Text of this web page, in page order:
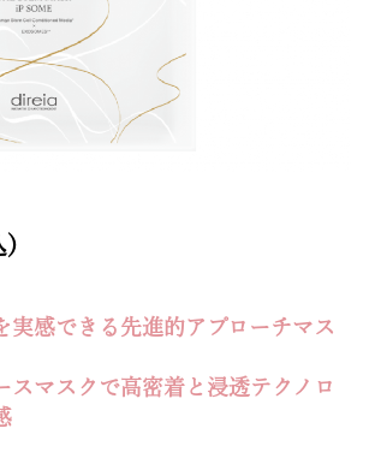
)
実感できる先進的アプローチマス
スマスクで高密着と浸透テクノロ